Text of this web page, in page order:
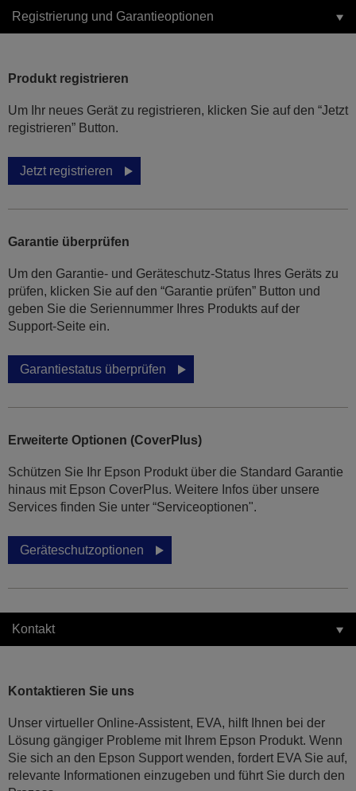
Registrierung und Garantieoptionen
Produkt registrieren
Um Ihr neues Gerät zu registrieren, klicken Sie auf den “Jetzt
registrieren” Button.
Jetzt registrieren
Garantie überprüfen
Um den Garantie- und Geräteschutz-Status Ihres Geräts zu
prüfen, klicken Sie auf den “Garantie prüfen” Button und
geben Sie die Seriennummer Ihres Produkts auf der
Support-Seite ein.
Garantiestatus überprüfen
Erweiterte Optionen (CoverPlus)
Schützen Sie Ihr Epson Produkt über die Standard Garantie
hinaus mit Epson CoverPlus. Weitere Infos über unsere
Services finden Sie unter “Serviceoptionen".
Geräteschutzoptionen
Kontakt
Kontaktieren Sie uns
Unser virtueller Online-Assistent, EVA, hilft Ihnen bei der
Lösung gängiger Probleme mit Ihrem Epson Produkt. Wenn
Sie sich an den Epson Support wenden, fordert EVA Sie auf,
relevante Informationen einzugeben und führt Sie durch den